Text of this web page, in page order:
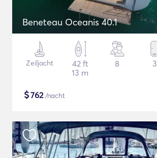
Beneteau Oceanis 40.1
Zeiljacht
42 ft
13 m
8 3
$762/nacht